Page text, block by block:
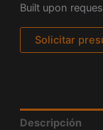
Built upon
Solicitar
Descripción